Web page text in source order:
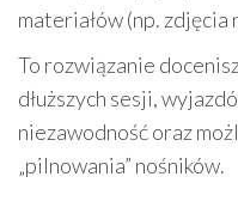
materiałów (np.
To rozwiązanie
dłuższych sesji,
niezawodność oraz
„pilnowania” nośników.